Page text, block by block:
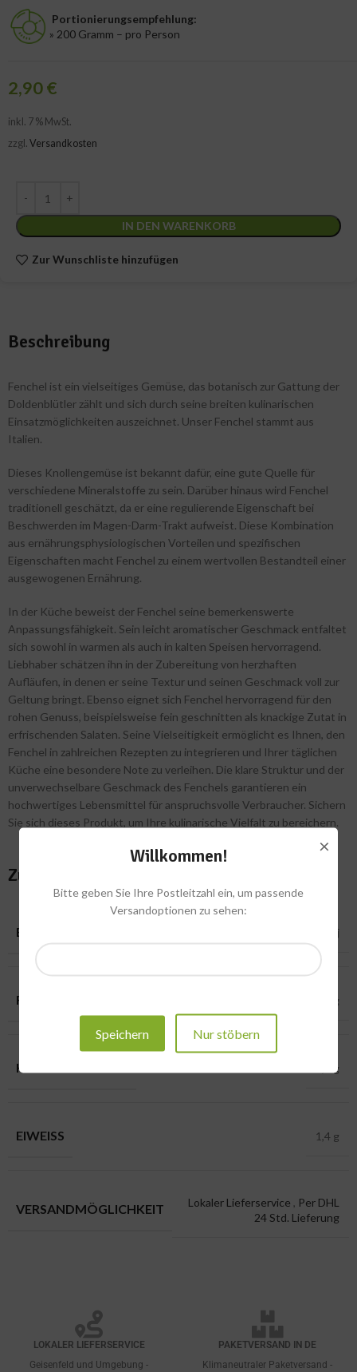
Portionierungsempfehlung:
» 200 Gramm – pro Person
2,90€
inkl. 7 % MwSt.
zzgl. Versandkosten
IN DEN WARENKORB
Zur Wunschliste hinzufügen
Beschreibung
Fenchel ist ein vielseitiges Gemüse, das botanisch zur Gattung der
Doldenblütler zählt und sich durch seine breiten kulinarischen
Einsatzmöglichkeiten auszeichnet. Unser Fenchel stammt aus
Italien.
Dieses Knollengemüse ist bekannt dafür, eine gute Quelle für
verschiedene Mineralstoffe zu sein. Darüber hinaus wird Fenchel
traditionell geschätzt, da er eine regulierende Eigenschaft bei
Beschwerden im Magen-Darm-Trakt aufweist. Diese Kombination
aus ernährungsphysiologischen Vorteilen und spezifischen
Eigenschaften macht Fenchel zu einem wertvollen Bestandteil einer
ausgewogenen Ernährung.
In der Küche beweist der Fenchel seine bemerkenswerte
Anpassungsfähigkeit. Sein leicht aromatischer Geschmack entfaltet
sich sowohl in warmen als auch in kalten Speisen hervorragend.
Liebhaber schätzen ihn in der Zubereitung von herzhaften
Aufläufen, in denen er seine Textur und seinen Geschmack voll zur
Geltung bringt. Ebenso eignet sich Fenchel hervorragend für den
rohen Genuss, beispielsweise fein geschnitten als knackige Zutat in
erfrischenden Salaten. Seine Vielseitigkeit ermöglicht es Ihnen, den
Fenchel in zahlreichen Rezepten zu integrieren und Ihrer täglichen
Küche eine besondere Note zu verleihen. Die klare Struktur und der
unverwechselbare Geschmack des Fenchels garantieren ein
hochwertiges Lebensmittel für anspruchsvolle Verbraucher. Sichern
Sie sich dieses Produkt, um Ihre kulinarische Vielfalt zu bereichern.
Zusätzliche Informationen
BRENNWERT 19 kcal – 79 kj
FETT 0,3 g
KOHLENHYDRATE 2,8 g
EIWEISS 1,4 g
VERSANDMÖGLICHKEIT Lokaler Lieferservice , Per DHL
24 Std. Lieferung
LOKALER LIEFERSERVICE
Geisenfeld und Umgebung -
PAKETVERSAND IN DE
Klimaneutraler Paketversand -
×
Willkommen!
Bitte geben Sie Ihre Postleitzahl ein, um passende
Versandoptionen zu sehen:
Speichern Nur stöbern